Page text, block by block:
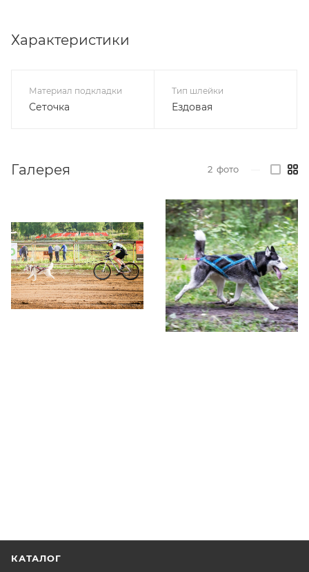
Характеристики
Материал подкладки
Сеточка
Тип шлейки
Ездовая
Галерея 2 фото
КАТАЛОГ